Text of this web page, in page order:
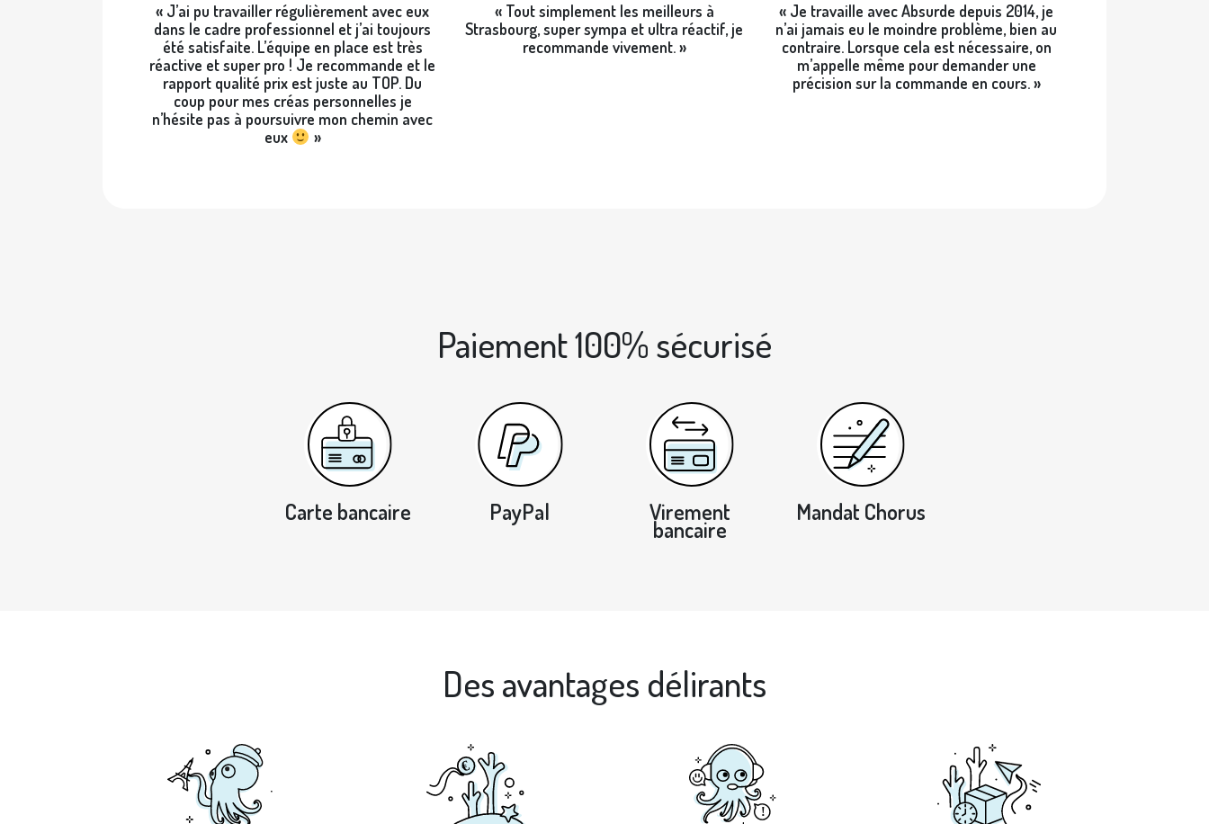
« J’ai pu travailler régulièrement avec eux
dans le cadre professionnel et j’ai toujours
été satisfaite. L’équipe en place est très
réactive et super pro ! Je recommande et le
rapport qualité prix est juste au TOP. Du
coup pour mes créas personnelles je
n’hésite pas à poursuivre mon chemin avec
eux
»
« Tout simplement les meilleurs à
Strasbourg, super sympa et ultra réactif, je
recommande vivement. »
« Je travaille avec Absurde depuis 2014, je
n’ai jamais eu le moindre problème, bien au
contraire. Lorsque cela est nécessaire, on
m’appelle même pour demander une
précision sur la commande en cours. »
Paiement 100% sécurisé
Carte bancaire PayPal Virement
bancaire
Mandat Chorus
Des avantages délirants